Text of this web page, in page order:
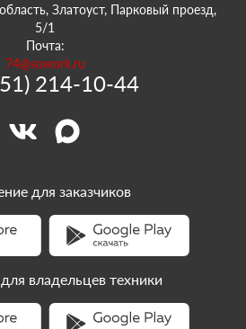
Златоуст, Парковый проезд,
5/1
Почта:
74@sowork.ru
214-10-44
для заказчиков
владельцев техники